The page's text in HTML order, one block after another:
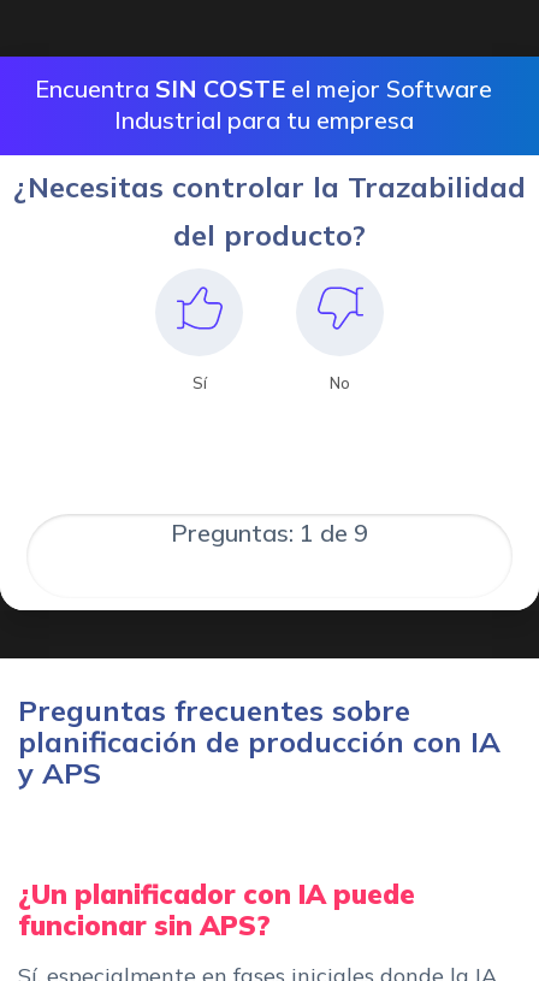
Encuentra SIN COSTE el mejor Software
Industrial para tu empresa
¿Necesitas controlar la Trazabilidad
del producto?
Sí No
Preguntas: 1 de 9
Preguntas frecuentes sobre
planificación de producción con IA
y APS
¿Un planificador con IA puede
funcionar sin APS?